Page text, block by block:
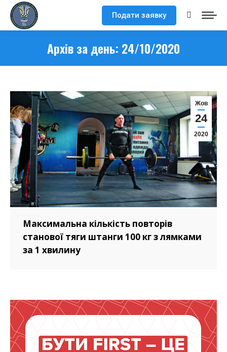
Подати заявку Search:
Архів за день: 24/10/2020
Жов
24
2020
Максимальна кількість повторів
станової тяги штанги 100 кг з лямками
за 1 хвилину